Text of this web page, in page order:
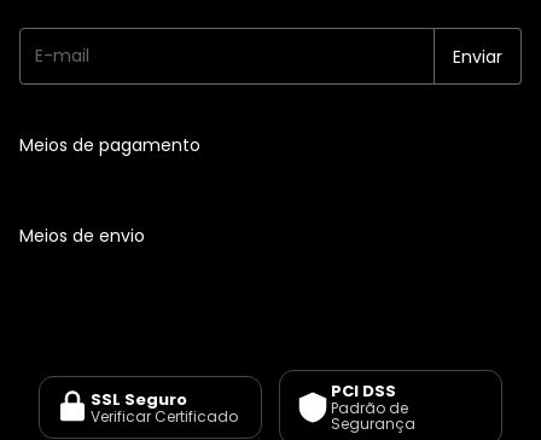
Meios de pagamento
Meios de envio
SSL Seguro
Verificar Certificado
PCI DSS
Padrão de
Segurança